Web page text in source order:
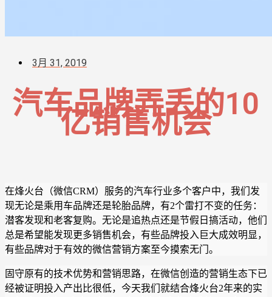
3月 31, 2019
汽车品牌弄丢的10
亿销售机会
在烽火台（微信CRM）服务的汽车行业多个客户中，我们发
现无论是乘用车品牌还是轮胎品牌，有2个雷打不变的任务：
潜客发现和老客复购。无论是追热点还是节假日搞活动，他们
总是希望能发现更多销售机会，有些品牌投入巨大成效明显，
有些品牌对于有效的微信营销方案至今摸索无门。
固守原有的技术优势和营销思路，在微信创造的营销生态下已
经被证明投入产出比很低，今天我们就结合烽火台2年来的实